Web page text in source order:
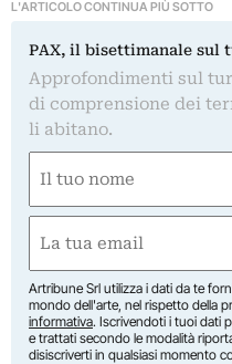
L'ARTICOLO CONTINUA PIÙ SOTTO
PAX, il bisettimanale sul
Approfondimenti sul
di comprensione dei
li abitano.
(Obbligatorio)
Nome
(Obbligatorio)
Artribune Srl utilizza i dati da te
mondo dell'arte, nel rispetto della
informativa. Iscrivendoti i tuoi dati
e trattati secondo le modalità
disiscriverti in qualsiasi momento